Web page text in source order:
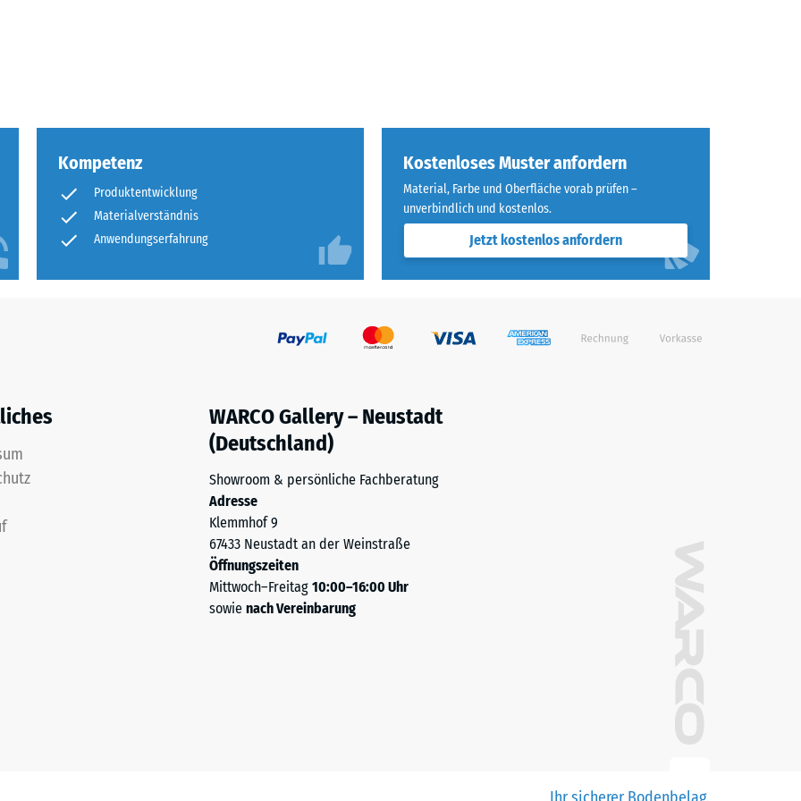
Kompetenz
Produktentwicklung
Materialverständnis
Anwendungserfahrung
Kostenloses Muster anfordern
Material, Farbe und Oberfläche vorab prüfen –
unverbindlich und kostenlos.
Jetzt kostenlos anfordern
WARCO Gallery – Neustadt
(Deutschland)
Showroom & persönliche Fachberatung
Adresse
Klemmhof 9
67433 Neustadt an der Weinstraße
Öffnungszeiten
Mittwoch–Freitag 10:00–16:00 Uhr
sowie nach Vereinbarung